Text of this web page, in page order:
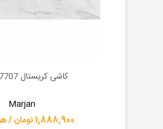
اطلاعات بیشترکاشی کریستال 7707 مرجان
Marjan
1,888,900 تومان / هر متر مربع